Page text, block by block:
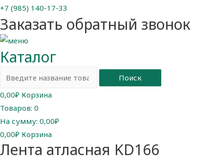
+7 (985) 140-17-33
Заказать обратный звонок
Каталог
Поиск
0,00₽ Корзина
Товаров: 0
На сумму: 0,00₽
0,00₽ Корзина
Лента атласная KD166